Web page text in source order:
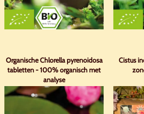
Organische Chlorella pyrenoidosa
tabletten - 100% organisch met
analyse
Cistus